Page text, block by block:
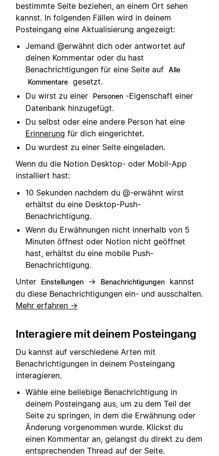
bestimmte Seite beziehen, an einem Ort sehen
kannst. In folgenden Fällen wird in deinem
Posteingang eine Aktualisierung angezeigt:
Jemand @erwähnt dich oder antwortet auf
deinen Kommentar oder du hast
Benachrichtigungen für eine Seite auf Alle
Kommentare gesetzt.
Du wirst zu einer
Personen -Eigenschaft einer
Datenbank hinzugefügt.
Du selbst oder eine andere Person hat eine
Erinnerung für dich eingerichtet.
Du wurdest zu einer Seite eingeladen.
Wenn du die Notion Desktop- oder Mobil-App
installiert hast:
10 Sekunden nachdem du @-erwähnt wirst
erhältst du eine Desktop-Push-
Benachrichtigung.
Wenn du Erwähnungen nicht innerhalb von 5
Minuten öffnest oder Notion nicht geöffnet
hast, erhältst du eine mobile Push-
Benachrichtigung.
Unter
Einstellungen → Benachrichtigungen
kannst
du diese Benachrichtigungen ein- und ausschalten.
Mehr erfahren →
Interagiere mit deinem Posteingang
Du kannst auf verschiedene Arten mit
Benachrichtigungen in deinem Posteingang
interagieren.
Wähle eine beliebige Benachrichtigung in
deinem Posteingang aus, um zu dem Teil der
Seite zu springen, in dem die Erwähnung oder
Änderung vorgenommen wurde. Klickst du
einen Kommentar an, gelangst du direkt zu dem
entsprechenden Thread auf der Seite.